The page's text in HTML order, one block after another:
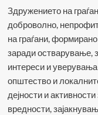
Здружението на
доброволно,
на граѓани,
заради остварување,
интереси и
општество и
дејности и
вредности,